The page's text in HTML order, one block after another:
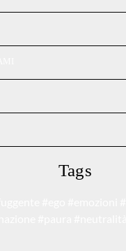
Tags